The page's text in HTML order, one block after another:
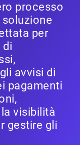
processo
per
di
avvisi di
pagamenti
visibilità
gestire gli